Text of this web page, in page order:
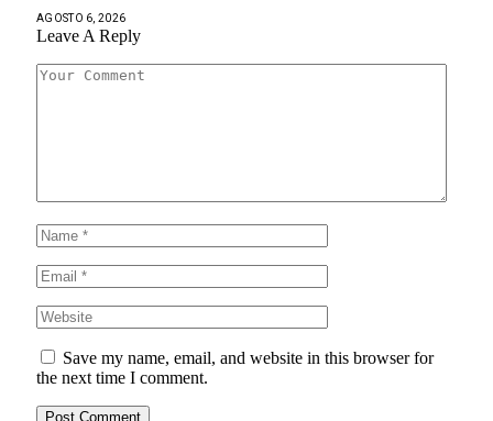
AGOSTO 6, 2026
Leave A Reply
Save my name, email, and website in this browser for
the next time I comment.